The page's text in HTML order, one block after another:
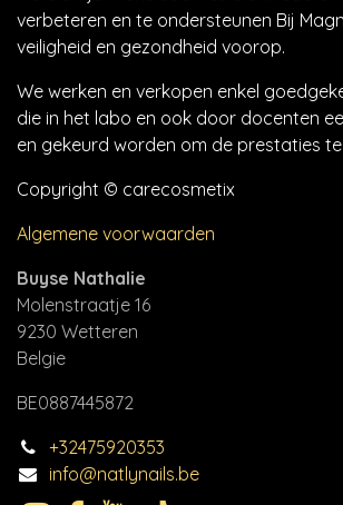
verbeteren en te ondersteunen Bij
veiligheid en gezondheid voorop.
We werken en verkopen enkel
die in het labo en ook door docenten
en gekeurd worden om de prestaties
Copyright © carecosmetix
Algemene voorwaarden
Buyse Nathalie
Molenstraatje 16
9230 Wetteren
Belgie
BE0887445872
+32475920353
info@natlynails.be